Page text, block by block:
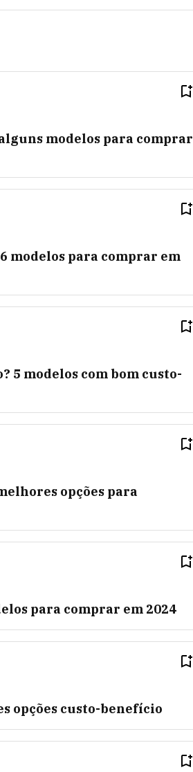
modelos para comprar
modelos para comprar em
5 modelos com bom custo-
opções para
para comprar em 2024
opções custo-benefício